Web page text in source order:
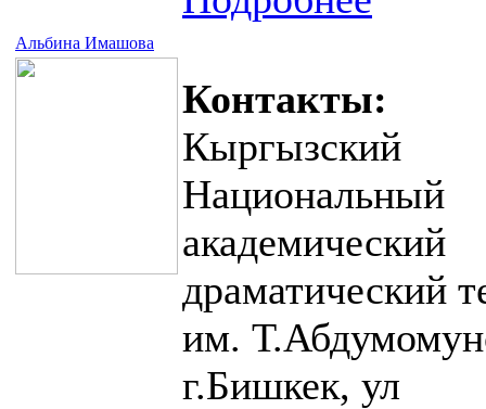
Альбина Имашова
Контакты:
Кыргызский
Национальный
академический
драматический
им.
г.Бишкек, ул